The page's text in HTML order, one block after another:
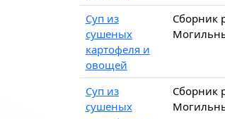
Суп из
сушеных
картофеля и
овощей
Сборник
Суп из
сушеных
Сборник